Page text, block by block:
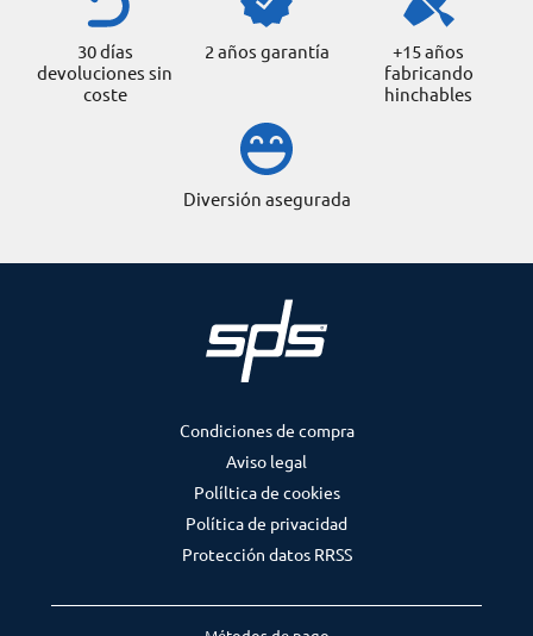
30 días
devoluciones sin
coste
2 años garantía
+15 años
fabricando
hinchables
Diversión asegurada
Condiciones de compra
Aviso legal
Políltica de cookies
Política de privacidad
Protección datos RRSS